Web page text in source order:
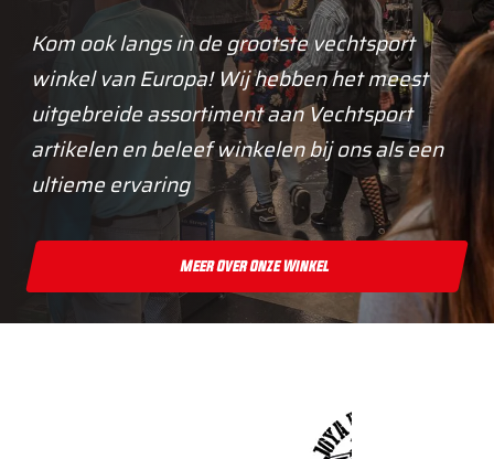
Kom ook langs in de grootste vechtsport
winkel van Europa! Wij hebben het meest
uitgebreide assortiment aan Vechtsport
artikelen en beleef winkelen bij ons als een
ultieme ervaring
Meer Over Onze Winkel